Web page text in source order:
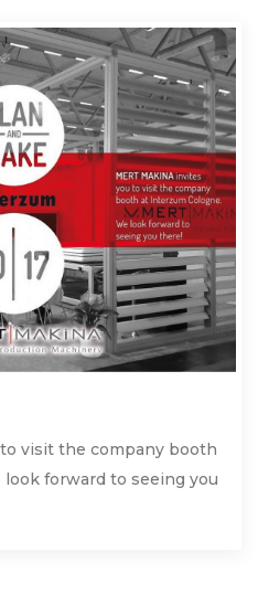
visit the company booth
forward to seeing you